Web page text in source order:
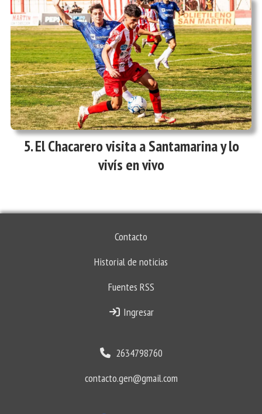
El Chacarero visita a Santamarina y lo
vivís en vivo
Contacto
Historial de noticias
Fuentes RSS
Ingresar
2634798760
contacto.gen@gmail.com